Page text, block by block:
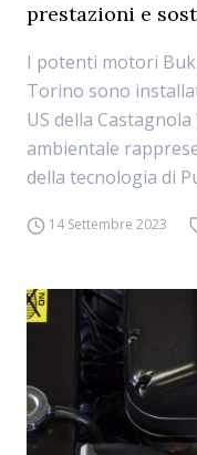
prestazioni e
I potenti motori
Torino sono
US della
ambientale
della tecnologia di
14 Settembre 2023